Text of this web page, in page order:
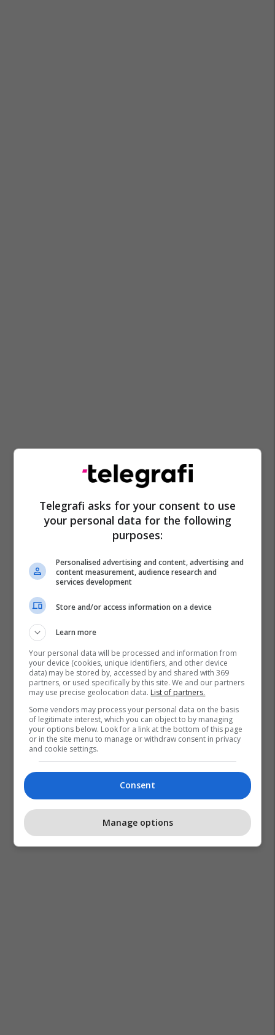
Ferma Vip Adion Puka Fabjola Elezaj
Telegrafi asks for your consent to use
your personal data for the following
purposes:
Personalised advertising and content, advertising and
content measurement, audience research and
services development
Store and/or access information on a device
Learn more
Your personal data will be processed and information from
your device (cookies, unique identifiers, and other device
data) may be stored by, accessed by and shared with 369
partners, or used specifically by this site. We and our partners
may use precise geolocation data. List of partners.
Some vendors may process your personal data on the basis
of legitimate interest, which you can object to by managing
your options below. Look for a link at the bottom of this page
or in the site menu to manage or withdraw consent in privacy
and cookie settings.
Consent
Manage options